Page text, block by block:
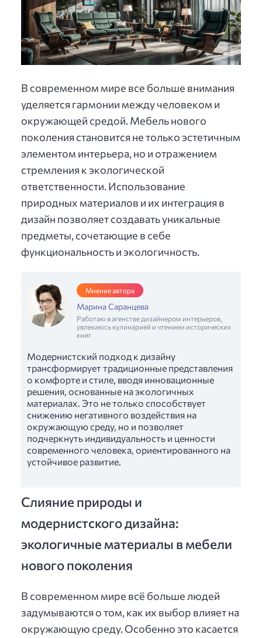
В современном мире все больше внимания
уделяется гармонии между человеком и
окружающей средой. Мебель нового
поколения становится не только эстетичным
элементом интерьера, но и отражением
стремления к экологической
ответственности. Использование
природных материалов и их интеграция в
дизайн позволяет создавать уникальные
предметы, сочетающие в себе
функциональность и экологичность.
Мнение автора
Марина Саранцева
Работаю в агенстве дизайнером интерьеров,
увлекаюсь кулинарией и чтением исторических
книг
Модернистский подход к дизайну
трансформирует традиционные представления
о комфорте и стиле, вводя инновационные
решения, основанные на экологичных
материалах. Это не только способствует
снижению негативного воздействия на
окружающую среду, но и позволяет
подчеркнуть индивидуальность и ценности
современного человека, ориентированного на
устойчивое развитие.
Слияние природы и
модернистского дизайна:
экологичные материалы в мебели
нового поколения
В современном мире всё больше людей
задумываются о том, как их выбор влияет на
окружающую среду. Особенно это касается